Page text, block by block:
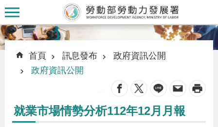
跳到主要內容區塊
認
識
:::
::: 首頁 訊息發布
政府資訊公開
政府資訊公開
就業市場情勢分析112年12月月報